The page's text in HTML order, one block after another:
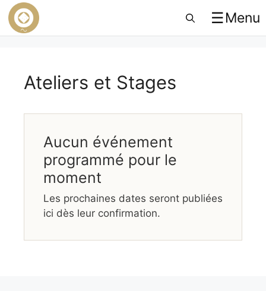
☰Menu
Ateliers et Stages
Aucun événement
programmé pour le
moment
Les prochaines dates seront publiées
ici dès leur confirmation.